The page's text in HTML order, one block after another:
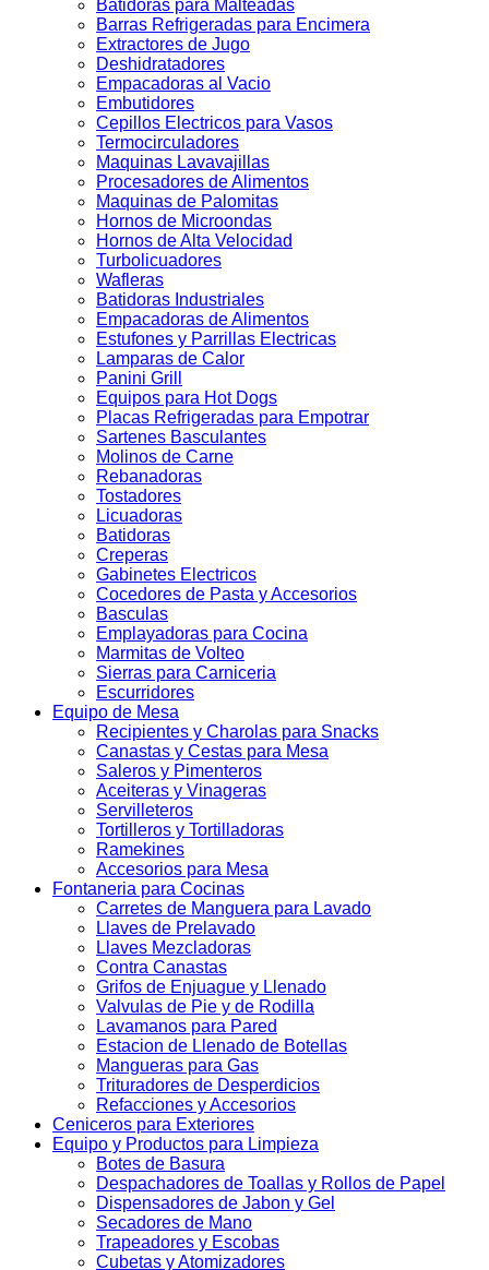
Batidoras para Malteadas
Barras Refrigeradas para Encimera
Extractores de Jugo
Deshidratadores
Empacadoras al Vacio
Embutidores
Cepillos Electricos para Vasos
Termocirculadores
Maquinas Lavavajillas
Procesadores de Alimentos
Maquinas de Palomitas
Hornos de Microondas
Hornos de Alta Velocidad
Turbolicuadores
Wafleras
Batidoras Industriales
Empacadoras de Alimentos
Estufones y Parrillas Electricas
Lamparas de Calor
Panini Grill
Equipos para Hot Dogs
Placas Refrigeradas para Empotrar
Sartenes Basculantes
Molinos de Carne
Rebanadoras
Tostadores
Licuadoras
Batidoras
Creperas
Gabinetes Electricos
Cocedores de Pasta y Accesorios
Basculas
Emplayadoras para Cocina
Marmitas de Volteo
Sierras para Carniceria
Escurridores
Equipo de Mesa
Recipientes y Charolas para Snacks
Canastas y Cestas para Mesa
Saleros y Pimenteros
Aceiteras y Vinageras
Servilleteros
Tortilleros y Tortilladoras
Ramekines
Accesorios para Mesa
Fontaneria para Cocinas
Carretes de Manguera para Lavado
Llaves de Prelavado
Llaves Mezcladoras
Contra Canastas
Grifos de Enjuague y Llenado
Valvulas de Pie y de Rodilla
Lavamanos para Pared
Estacion de Llenado de Botellas
Mangueras para Gas
Trituradores de Desperdicios
Refacciones y Accesorios
Ceniceros para Exteriores
Equipo y Productos para Limpieza
Botes de Basura
Despachadores de Toallas y Rollos de Papel
Dispensadores de Jabon y Gel
Secadores de Mano
Trapeadores y Escobas
Cubetas y Atomizadores